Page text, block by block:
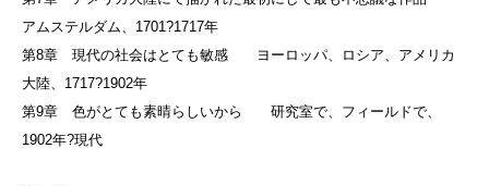
アムステルダム、1701?1717年
第8章 現代の社会はとても敏感 ヨーロッパ、ロシア、アメリカ
大陸、1717?1902年
第9章 色がとても素晴らしいから 研究室で、フィールドで、
1902年?現代